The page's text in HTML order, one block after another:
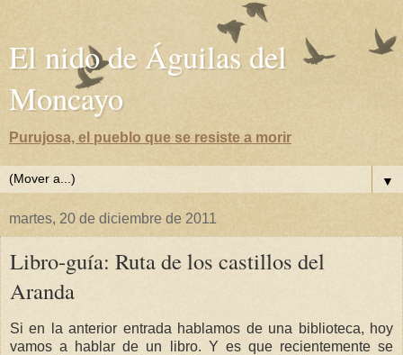
El nido de Águilas del
Moncayo
Purujosa, el pueblo que se resiste a morir
▼
martes, 20 de diciembre de 2011
Libro-guía: Ruta de los castillos del
Aranda
Si en la anterior entrada hablamos de una biblioteca, hoy
vamos a hablar de un libro. Y es que recientemente se